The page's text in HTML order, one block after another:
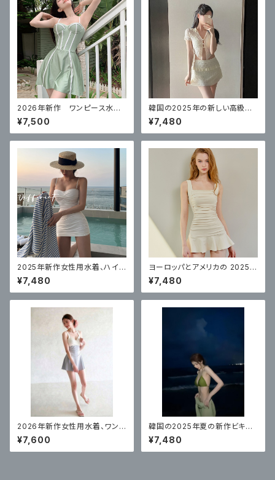
2026年新作 ワンピース水
着 体型カバー
¥7,500
韓国の2025年の新しい高級レ
ース水着、女性のセクシーなビ
キニ4点セット
¥7,480
2025年新作女性用水着、ハイ
エンドスプリットスカート、トライ
アングルソリッドカラー、腹部カ
バー、セクシー
¥7,480
ヨーロッパとアメリカの 2025
年の新しい水着の女性のワンピ
ース無地肩、ハイエンド、美しい、
痩身、腹部カバー
¥7,480
2026年新作女性用水着、ワンピ
ーススカートスタイル、体型カバ
ー
¥7,600
韓国の2025年夏の新作ビキニ
水着、フェミニン、ピュアでセクシ
ーなブラウスビキニ付き3点セッ
ト
¥7,480